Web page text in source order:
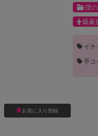
お気に入り登録
僕
爆豪
イチ
手コ